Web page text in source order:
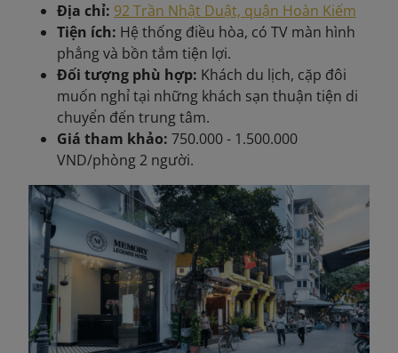
Địa chỉ: 92 Trần Nhật Duật, quận Hoàn Kiếm
Tiện ích: Hệ thống điều hòa, có TV màn hình
phẳng và bồn tắm tiện lợi.
Đối tượng phù hợp: Khách du lịch, cặp đôi
muốn nghỉ tại những khách sạn thuận tiện di
chuyển đến trung tâm.
Giá tham khảo: 750.000 - 1.500.000
VND/phòng 2 người.